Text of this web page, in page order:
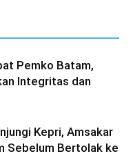
Pemko Batam,
Integritas dan
Kepri, Amsakar
Sebelum Bertolak ke